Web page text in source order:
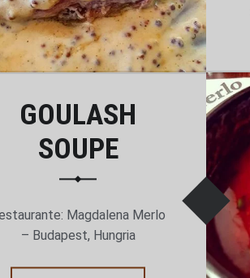
GOULASH
SOUPE
Magdalena Merlo
– Budapest, Hungria